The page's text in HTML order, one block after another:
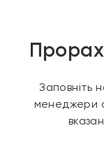
Заповніть
менеджери